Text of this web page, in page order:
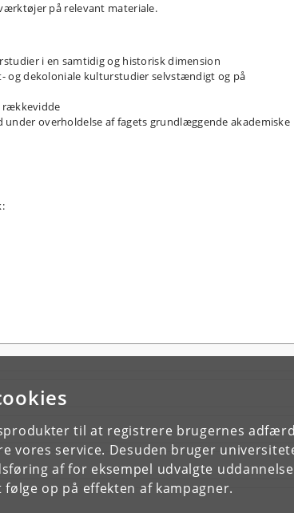
til at registrere brugernes
vores service. Desuden bruger
af for eksempel udvalgte
op på effekten af kampagner.
på relevant materiale.
i en samtidig og historisk dimension
og dekoloniale kulturstudier selvstændigt og på
rækkevidde
overholdelse af fagets grundlæggende akademiske